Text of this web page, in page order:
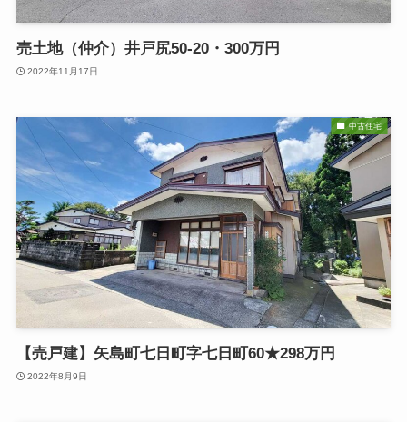
売土地（仲介）井戸尻50-20・300万円
2022年11月17日
中古住宅
【売戸建】矢島町七日町字七日町60★298万円
2022年8月9日